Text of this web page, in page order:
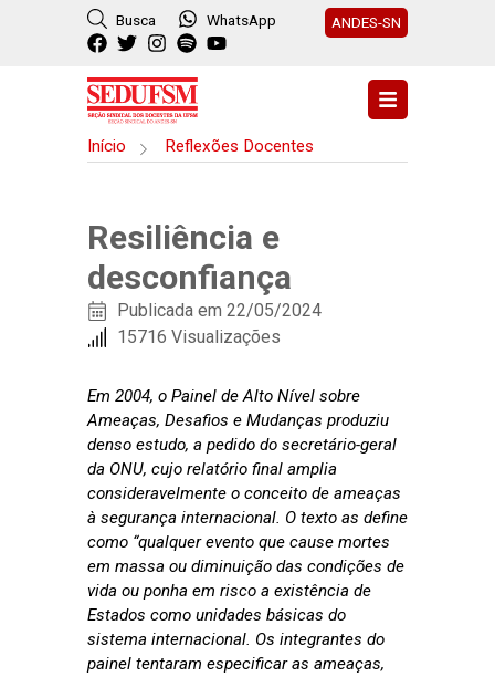
Busca WhatsApp ANDES-SN
Início Reflexões Docentes
Resiliência e
desconfiança
Publicada em 22/05/2024
15716 Visualizações
Em 2004, o Painel de Alto Nível sobre
Ameaças, Desafios e Mudanças produziu
denso estudo, a pedido do secretário-geral
da ONU, cujo relatório final amplia
consideravelmente o conceito de ameaças
à segurança internacional. O texto as define
como “qualquer evento que cause mortes
em massa ou diminuição das condições de
vida ou ponha em risco a existência de
Estados como unidades básicas do
sistema internacional. Os integrantes do
painel tentaram especificar as ameaças,